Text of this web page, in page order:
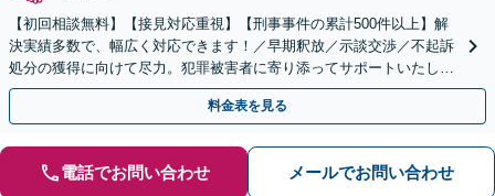
【初回相談無料】【接見対応重視】【刑事事件の累計500件以上】解
決実績多数で、幅広く対応できます！／早期釈放／示談交渉／不起訴
処分の獲得に向けて尽力。犯罪被害者に寄り添ってサポートいたしま
す【夜間・休日面談可】【西船橋駅3分】
料金表を見る
電話でお問い合わせ メールでお問い合わせ